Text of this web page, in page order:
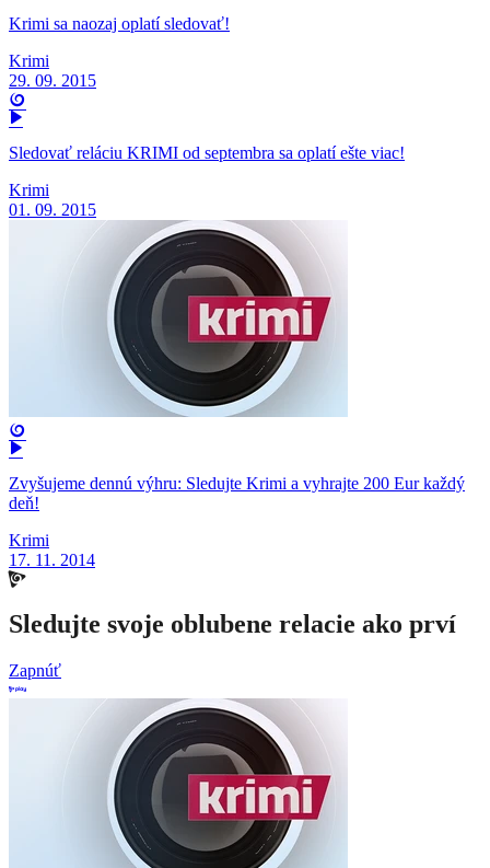
Krimi sa naozaj oplatí sledovať!
Krimi
29. 09. 2015
Sledovať reláciu KRIMI od septembra sa oplatí ešte viac!
Krimi
01. 09. 2015
Zvyšujeme dennú výhru: Sledujte Krimi a vyhrajte 200 Eur každý
deň!
Krimi
17. 11. 2014
Sledujte svoje oblubene relacie ako prví
Zapnúť